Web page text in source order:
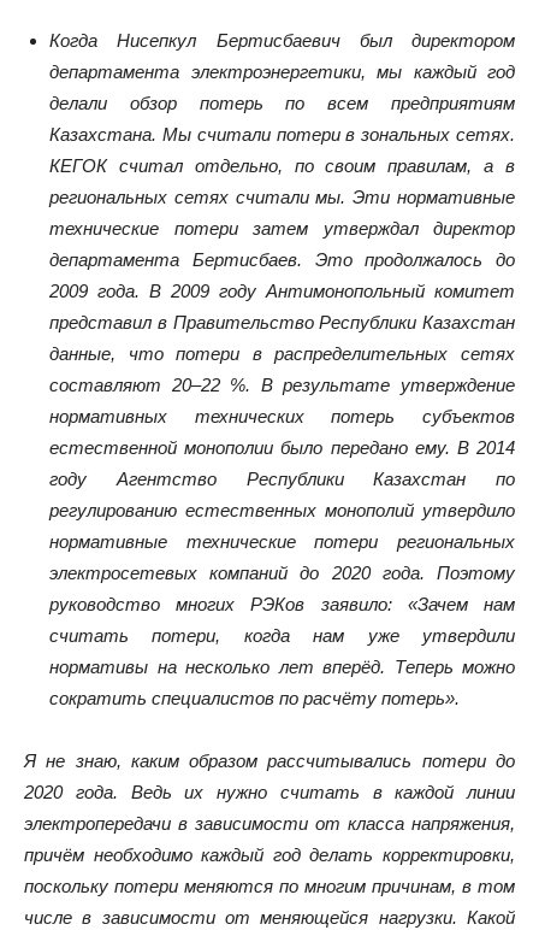
КогдаНисепкул Бертисбаевич был директором
департамента электроэнергетики, мы каждый год
делали обзор потерь по всем предприятиям
Казахстана. Мы считали потери в зональных сетях.
КЕГОК считал отдельно, по своим правилам, а в
региональных сетях считали мы. Эти нормативные
технические потери затем утверждал директор
департамента Бертисбаев. Это продолжалось до
2009 года. В 2009 году Антимонопольный комитет
представил в Правительство Республики Казахстан
данные, что потери в распределительных сетях
составляют 20–22 %. В результате утверждение
нормативных технических потерь субъектов
естественной монополии было передано ему. В 2014
году Агентство Республики Казахстан по
регулированию естественных монополий утвердило
нормативные технические потери региональных
электросетевых компаний до 2020 года. Поэтому
руководство многих РЭКов заявило: «Зачем нам
считать потери, когда нам уже утвердили
нормативы на несколько лет вперёд. Теперь можно
сократить специалистов по расчёту потерь».
Я не знаю, каким образом рассчитывались потери до
2020 года. Ведь их нужно считать в каждой линии
электропередачи в зависимости от класса напряжения,
причём необходимо каждый год делать корректировки,
поскольку потери меняются по многим причинам, в том
числе в зависимости от меняющейся нагрузки. Какой